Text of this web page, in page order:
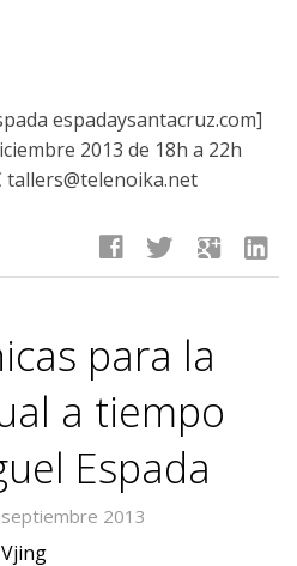
espadaysantacruz.com]
2013 de 18h a 22h
facebook twitter google linkedin
para la
a tiempo
Espada
2013
Vjing